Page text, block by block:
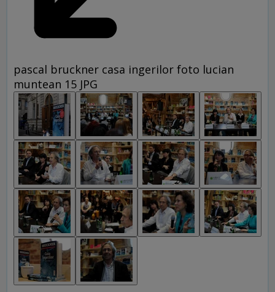
pascal bruckner casa ingerilor foto lucian
muntean 15 JPG